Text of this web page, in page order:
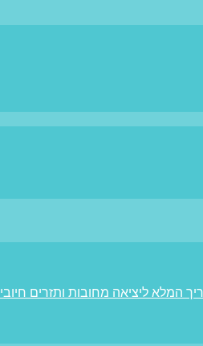
המלא ליציאה מחובות ותזרים חיובי